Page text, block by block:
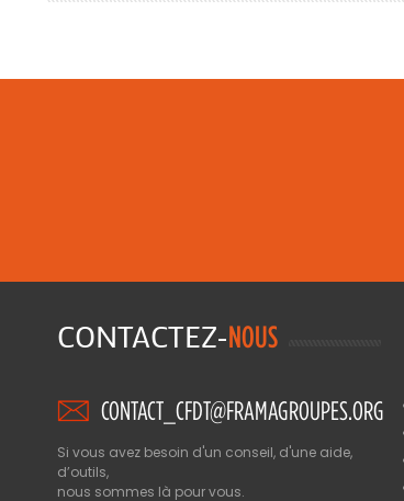
CONTACTEZ-NOUS
CONTACT_CFDT@FRAMAGROUPES.ORG
Si vous avez besoin d'un conseil, d'une aide,
d’outils,
nous sommes là pour vous.